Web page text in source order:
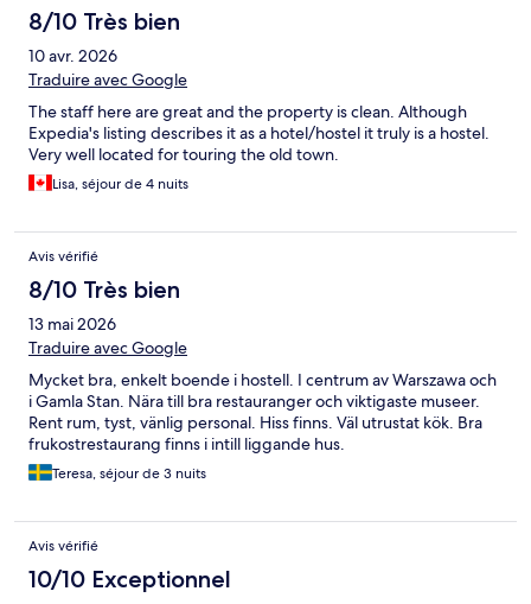
8/10 Très bien
10 avr. 2026
Traduire avec Google
The staff here are great and the property is clean. Although
Expedia's listing describes it as a hotel/hostel it truly is a hostel.
Very well located for touring the old town.
Lisa, séjour de 4 nuits
Avis vérifié
8/10 Très bien
13 mai 2026
Traduire avec Google
Mycket bra, enkelt boende i hostell. I centrum av Warszawa och
i Gamla Stan. Nära till bra restauranger och viktigaste museer.
Rent rum, tyst, vänlig personal. Hiss finns. Väl utrustat kök. Bra
frukostrestaurang finns i intill liggande hus.
Teresa, séjour de 3 nuits
Avis vérifié
10/10 Exceptionnel